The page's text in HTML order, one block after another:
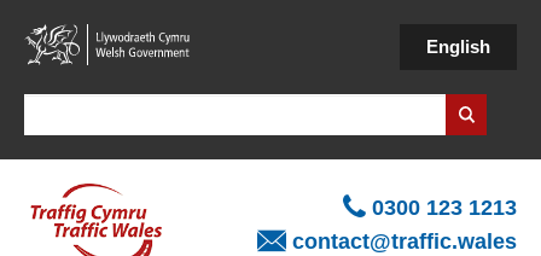
English
0300 123 1213
contact@traffic.wales